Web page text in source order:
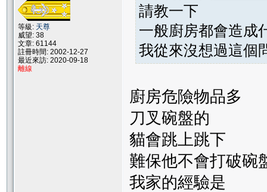
等級: 天尊
威望: 38
文章: 61144
註冊時間: 2002-12-27
最近來訪: 2020-09-18
離線
請教一下
一般廚房都會造成
我從來沒想過這個
廚房危險物品多
刀叉碗盤的
貓會跳上跳下
難保他不會打破碗
我家的經驗是